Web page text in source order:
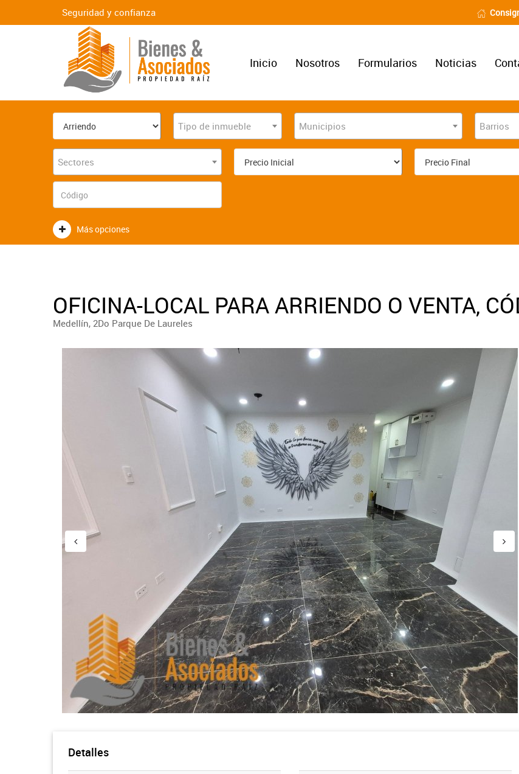
Seguridad y confianza
Inicio Nosotros Formularios Noticias
Tipo de inmueble Municipios Barrios
Sectores
Más opciones
OFICINA-LOCAL PARA ARRIENDO O VENTA,
Medellín, 2Do Parque De Laureles
Detalles